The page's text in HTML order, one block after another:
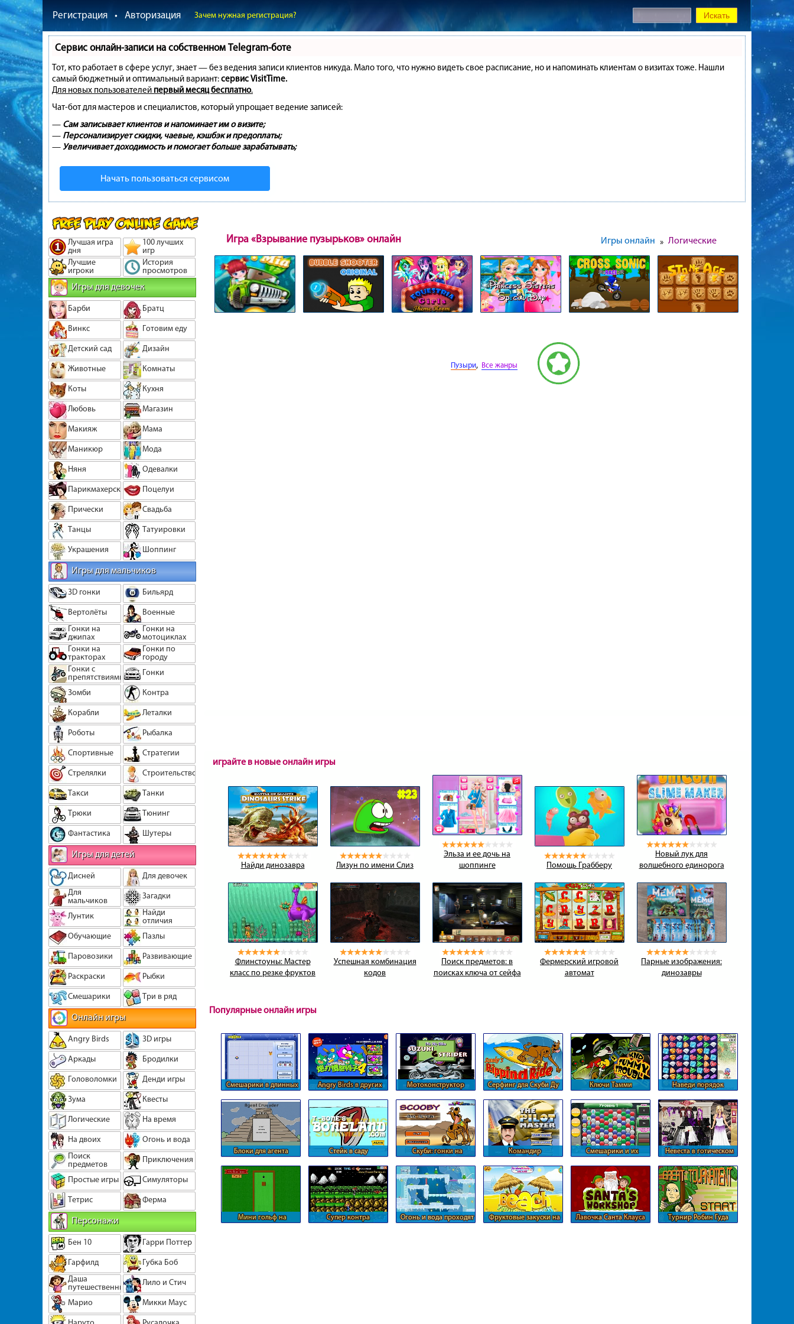
Регистрация • Авторизация Зачем нужная регистрация?
Сервис онлайн-записи на собственном Telegram-боте
Тот, кто работает в сфере услуг, знает — без ведения записи клиентов никуда. Мало того, что нужно видеть свое расписание, но и напоминать клиентам о визитах тоже. Нашли
самый бюджетный и оптимальный вариант:сервис VisitTime.
Для новых пользователей первый месяц бесплатно.
Чат-бот для мастеров и специалистов, который упрощает ведение записей:
— Сам записывает клиентов и напоминает им о визите;
— Персонализирует скидки, чаевые, кэшбэк и предоплаты;
—Увеличивает доходимость и помогает больше зарабатывать;
Начать пользоваться сервисом
Лучшая игра
дня
100 лучших
игр
Лучшие
игроки
История
просмотров
Игры для девочек
Барби
Братц
Винкс
Готовим еду
Детский сад
Дизайн
Животные
Комнаты
Коты
Кухня
Любовь
Магазин
Макияж
Мама
Маникюр
Мода
Няня
Одевалки
Парикмахерская
Поцелуи
Прически
Свадьба
Танцы
Татуировки
Украшения
Шоппинг
Игры для мальчиков
3D гонки
Бильярд
Вертолёты
Военные
Гонки на
джипах
Гонки на
мотоциклах
Гонки на
тракторах
Гонки по
городу
Гонки с
препятствиями
Гонки
Зомби
Контра
Корабли
Леталки
Роботы
Рыбалка
Спортивные
Стратегии
Стрелялки
Строительство
Такси
Танки
Трюки
Тюнинг
Фантастика
Шутеры
Игры для детей
Дисней
Для девочек
Для
мальчиков
Загадки
Лунтик
Найди
отличия
Обучающие
Пазлы
Паровозики
Развивающие
Раскраски
Рыбки
Смешарики
Три в ряд
Онлайн игры
Angry Birds
3D игры
Аркады
Бродилки
Головоломки
Денди игры
Зума
Квесты
Логические
На время
На двоих
Огонь и вода
Поиск
предметов
Приключения
Простые игры
Симуляторы
Тетрис
Ферма
Персонажи
Бен 10
Гарри Поттер
Гарфилд
Губка Боб
Даша
путешественница
Лило и Стич
Марио
Микки Маус
Игра «Взрывание пузырьков» онлайн Игры онлайн » Логические
Пузыри, Все жанры
играйте в новые онлайн игры
Найди динозавра Лизун по имени Слиз
Эльза и ее дочь на
шоппинге
Помощь Грабберу
Новый лук для
волшебного единорога
Флинстоуны: Мастер
класс по резке фруктов
Успешная комбинация
кодов
Поиск предметов: в
поисках ключа от сейфа
Фермерский игровой
автомат
Парные изображения:
динозавры
Популярные онлайн игры
Смешарики в длинных
Angry Birds в других
Мотоконструктор Серфинг для Скуби Ду Ключи Тамми Наведи порядок
Блоки для агента Стейк в саду
Скуби: гонки на
Командир
Смешарики и их
Невеста в готическом
Мини гольф на
Супер контра
Огонь и вода проходят
Фруктовые закуски на
Лавочка Санта Клауса Турнир Робин Гуда